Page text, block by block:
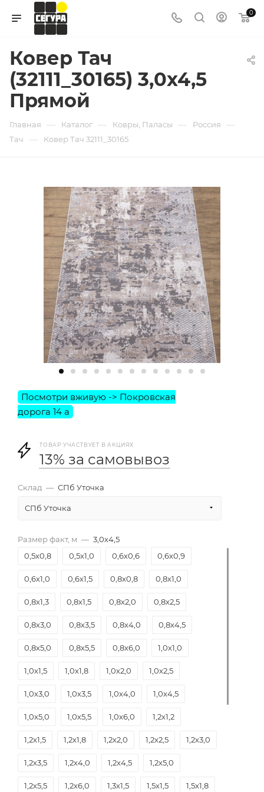
0
Ковер Тач
(32111_30165) 3,0х4,5
Прямой
Главная — Каталог — Ковры, Паласы — Россия —
Тач — Ковер Тач 32111_30165
ТОВАР УЧАСТВУЕТ В АКЦИЯХ
13% за самовывоз
Склад — СПб Уточка
СПб Уточка
Размер факт, м — 3,0х4,5
0,5х0,8
0,5х1,0 0,6х0,6 0,6х0,9
0,6х1,0 0,6х1,5 0,8х0,8 0,8х1,0
0,8х1,3 0,8х1,5 0,8х2,0 0,8х2,5
0,8х3,0 0,8х3,5 0,8х4,0 0,8х4,5
0,8х5,0 0,8х5,5 0,8х6,0 1,0х1,0
1,0х1,5 1,0х1,8 1,0х2,0 1,0х2,5
1,0х3,0 1,0х3,5 1,0х4,0 1,0х4,5
1,0х5,0 1,0х5,5 1,0х6,0 1,2х1,2
1,2х1,5 1,2х1,8 1,2х2,0 1,2х2,5 1,2х3,0
1,2х3,5 1,2х4,0 1,2х4,5 1,2х5,0
1,2х5,5 1,2х6,0 1,3х1,5 1,5х1,5 1,5х1,8